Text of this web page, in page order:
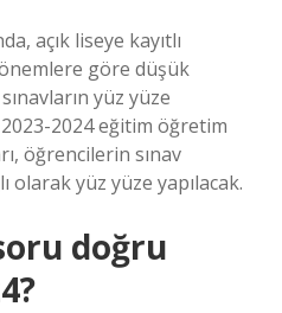
açık liseye kayıtlı
göre düşük
yüz yüze
2024 eğitim öğretim
öğrencilerin sınav
olarak yüz yüze yapılacak.
doğru